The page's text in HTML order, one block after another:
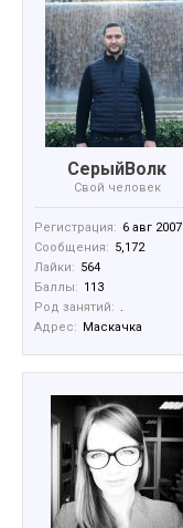
СерыйВолк
Свой человек
Регистрация: 6 авг 2007
Сообщения: 5,172
Лайки: 564
Баллы: 113
Род занятий: .
Адрес:
Маскачка